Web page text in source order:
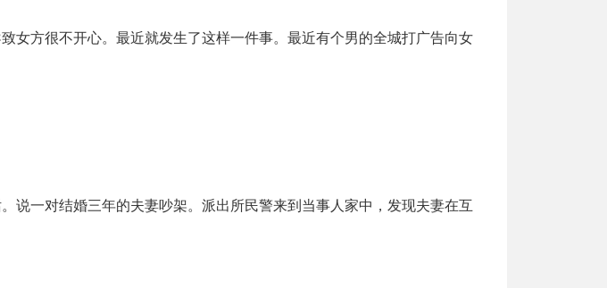
女方很不开心。最近就发生了这样一件事。最近有个男的全城打广告向女
说一对结婚三年的夫妻吵架。派出所民警来到当事人家中，发现夫妻在互